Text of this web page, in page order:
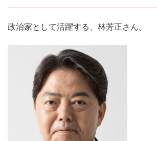
政治家として活躍する、林芳正さん。